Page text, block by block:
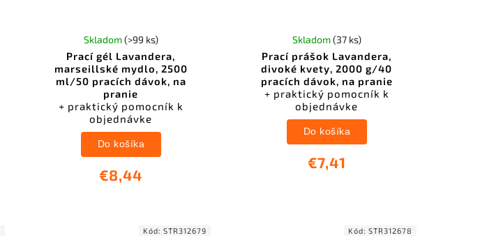
Prací gél Lavandera,
marseillské mydlo, 2500
ml/50 pracích dávok, na
pranie
+ praktický pomocník k
objednávke
Skladom(>99 ks)
€8,44
Do košíka
Prací prášok Lavandera,
divoké kvety, 2000 g/40
pracích dávok, na pranie
+ praktický pomocník k
objednávke
Skladom(37 ks)
€7,41
Do košíka
Kód:STR312679 Kód:STR312678